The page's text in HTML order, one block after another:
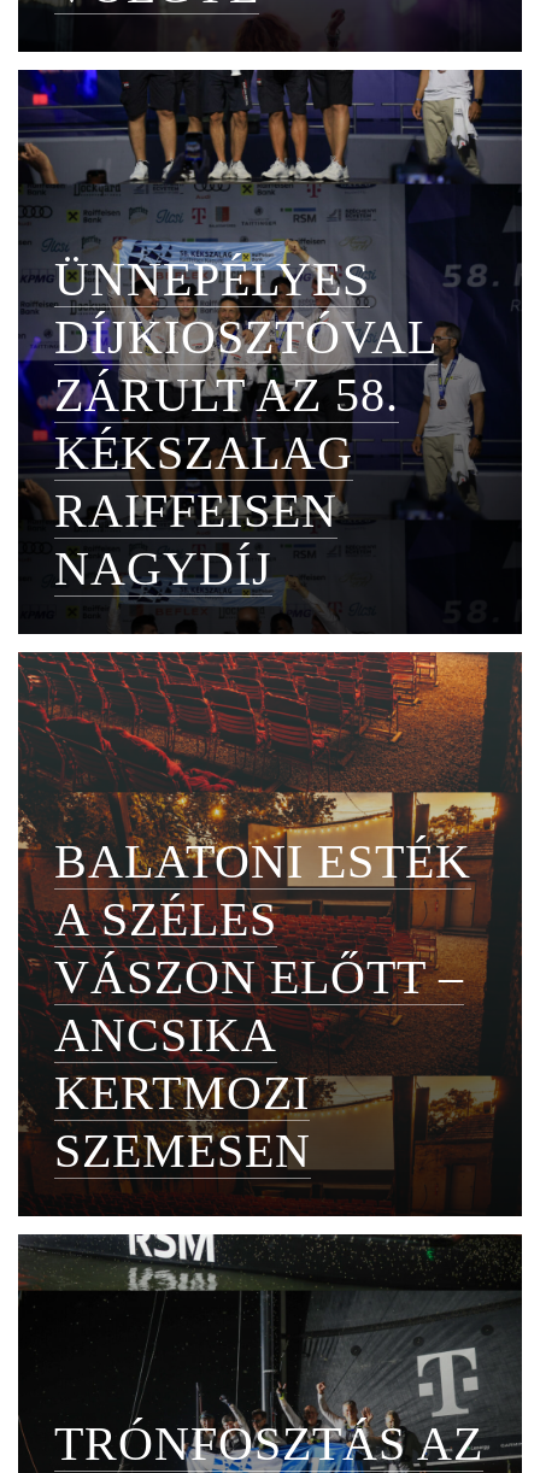
ÜNNEPÉLYES
DÍJKIOSZTÓVAL
ZÁRULT AZ 58.
KÉKSZALAG
RAIFFEISEN
NAGYDÍJ
BALATONI ESTÉK
A SZÉLES
VÁSZON ELŐTT –
ANCSIKA
KERTMOZI
SZEMESEN
TRÓNFOSZTÁS AZ